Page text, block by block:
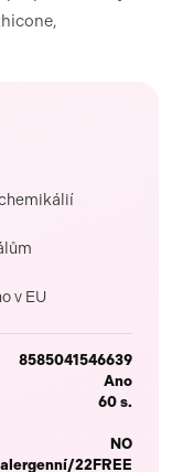
v EU
8585041546639
Ano
60 s.
NO
22FREE